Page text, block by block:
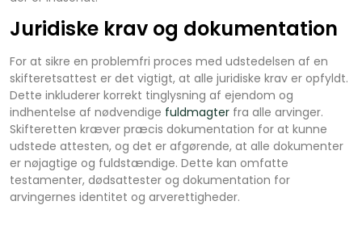
Juridiske krav og dokumentation
For at sikre en problemfri proces med udstedelsen af en
skifteretsattest er det vigtigt, at alle juridiske krav er opfyldt.
Dette inkluderer korrekt tinglysning af ejendom og
indhentelse af nødvendige fuldmagter fra alle arvinger.
Skifteretten kræver præcis dokumentation for at kunne
udstede attesten, og det er afgørende, at alle dokumenter
er nøjagtige og fuldstændige. Dette kan omfatte
testamenter, dødsattester og dokumentation for
arvingernes identitet og arverettigheder.